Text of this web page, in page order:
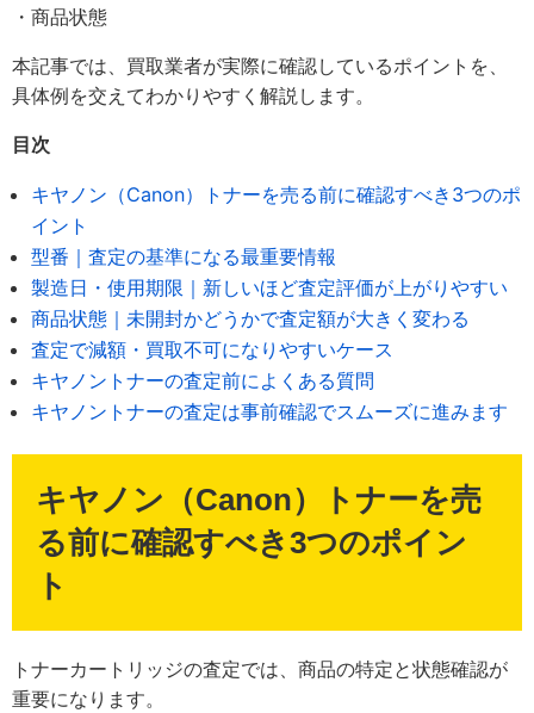
・商品状態
本記事では、買取業者が実際に確認しているポイントを、
具体例を交えてわかりやすく解説します。
目次
キヤノン（Canon）トナーを売る前に確認すべき3つのポ
イント
型番｜査定の基準になる最重要情報
製造日・使用期限｜新しいほど査定評価が上がりやすい
商品状態｜未開封かどうかで査定額が大きく変わる
査定で減額・買取不可になりやすいケース
キヤノントナーの査定前によくある質問
キヤノントナーの査定は事前確認でスムーズに進みます
キヤノン（Canon）トナーを売
る前に確認すべき3つのポイン
ト
トナーカートリッジの査定では、商品の特定と状態確認が
重要になります。